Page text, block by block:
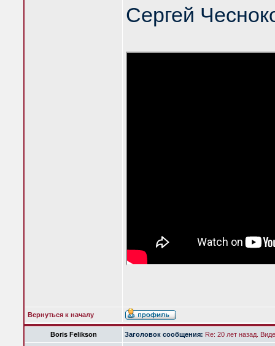
Сергей
Вернуться к началу
Boris Felikson Заголовок сообщения: Re: 20 лет назад.